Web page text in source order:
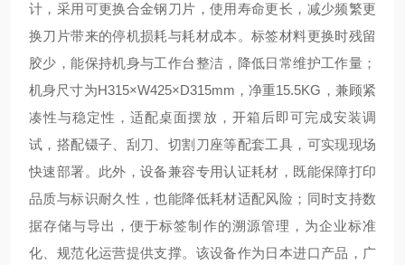
计，采用可更换合金钢刀片，使用寿命更长，减少频繁更
换刀片带来的停机损耗与耗材成本。标签材料更换时残留
胶少，能保持机身与工作台整洁，降低日常维护工作量；
机身尺寸为H315×W425×D315mm，净重15.5KG，兼顾紧
凑性与稳定性，适配桌面摆放，开箱后即可完成安装调
试，搭配镊子、刮刀、切割刀座等配套工具，可实现现场
快速部署。此外，设备兼容专用认证耗材，既能保障打印
品质与标识耐久性，也能降低耗材适配风险；同时支持数
据存储与导出，便于标签制作的溯源管理，为企业标准
化、规范化运营提供支撑。该设备作为日本进口产品，广